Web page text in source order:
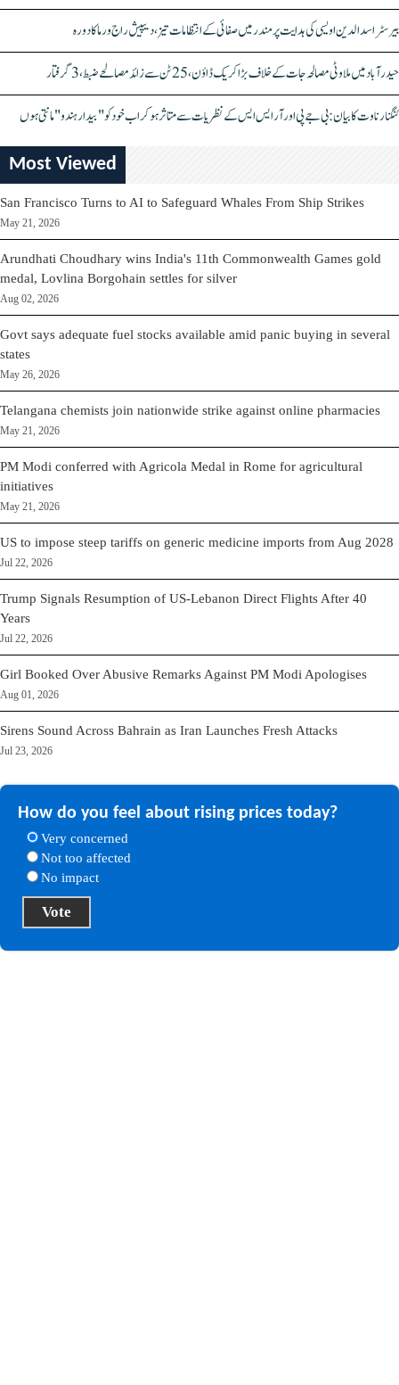
بیرسٹر اسدالدین اویسی کی ہدایت پر مندر میں صفائی کے انتظامات تیز، دیپیش راج ورما کا دورہ
حیدرآباد میں ملاوٹی مصالحہ جات کے خلاف بڑا کریک ڈاؤن، 25 ٹن سے زائد مصالحے ضبط، 3 گرفتار
کنگنا رناوت کا بیان: بی جے پی اور آر ایس ایس کے نظریات سے متاثر ہو کر اب خود کو "بیدار ہندو" مانتی ہوں
Most Viewed
San Francisco Turns to AI to Safeguard Whales From Ship Strikes
May 21, 2026
Arundhati Choudhary wins India's 11th Commonwealth Games gold
medal, Lovlina Borgohain settles for silver
Aug 02, 2026
Govt says adequate fuel stocks available amid panic buying in several
states
May 26, 2026
Telangana chemists join nationwide strike against online pharmacies
May 21, 2026
PM Modi conferred with Agricola Medal in Rome for agricultural
initiatives
May 21, 2026
US to impose steep tariffs on generic medicine imports from Aug 2028
Jul 22, 2026
Trump Signals Resumption of US-Lebanon Direct Flights After 40
Years
Jul 22, 2026
Girl Booked Over Abusive Remarks Against PM Modi Apologises
Aug 01, 2026
Sirens Sound Across Bahrain as Iran Launches Fresh Attacks
Jul 23, 2026
How do you feel about rising prices today?
Very concerned
Not too affected
No impact